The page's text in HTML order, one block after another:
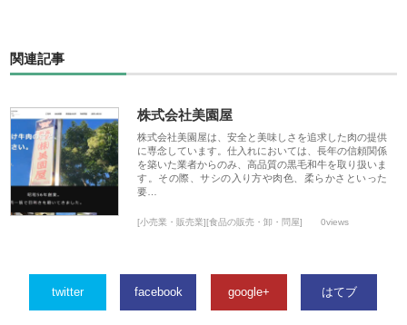
関連記事
株式会社美園屋
株式会社美園屋は、安全と美味しさを追求した肉の提供
に専念しています。仕入れにおいては、長年の信頼関係
を築いた業者からのみ、高品質の黒毛和牛を取り扱いま
す。その際、サシの入り方や肉色、柔らかさといった
要…
[小売業・販売業][食品の販売・卸・問屋] 0views
twitter facebook google+ はてブ